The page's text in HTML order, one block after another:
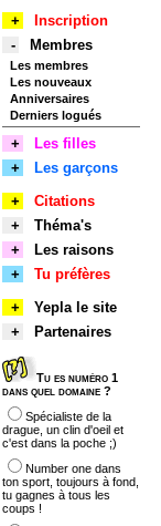
+
Inscription
-
Membres
Les membres
Les nouveaux
Anniversaires
Derniers logués
+
Les filles
+
Les garçons
+
Citations
+
Théma's
+
Les raisons
+
Tu préfères
+
Yepla le site
+
Partenaires
Tu es numéro 1
dans quel domaine ?
Spécialiste de la
drague, un clin d'oeil et
c'est dans la poche ;)
Number one dans
ton sport, toujours à fond,
tu gagnes à tous les
coups !